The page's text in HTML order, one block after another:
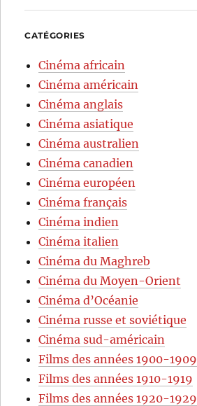
CATÉGORIES
Cinéma africain
Cinéma américain
Cinéma anglais
Cinéma asiatique
Cinéma australien
Cinéma canadien
Cinéma européen
Cinéma français
Cinéma indien
Cinéma italien
Cinéma du Maghreb
Cinéma du Moyen-Orient
Cinéma d’Océanie
Cinéma russe et soviétique
Cinéma sud-américain
Films des années 1900-1909
Films des années 1910-1919
Films des années 1920-1929